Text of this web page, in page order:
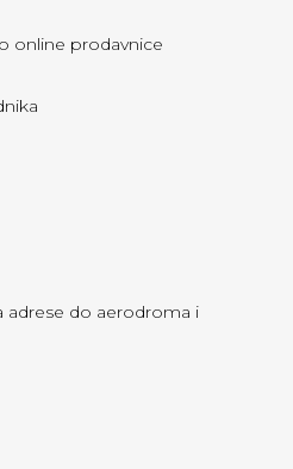
online prodavnice
adrese do aerodroma i